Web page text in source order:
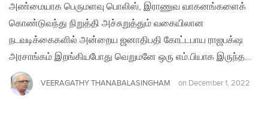
அண்மையாக பெருமளவு பொலிஸ், இராணுவ வாகனங்களைக்
கொண்டுவந்து நிறுத்தி அச்சுறுத்தும் வகையிலான
நடவடிக்கைகளில் அன்றைய ஜனாதிபதி கோட்டபாய ராஜபக்‌ஷ
அரசாங்கம் இறங்கியபோது வெறுமனே ஒரு எம்.பியாக இருந்த…
VEERAGATHY THANABALASINGHAM on December 1, 2022